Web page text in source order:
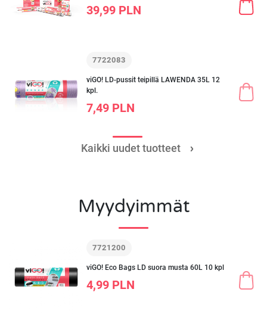
39,99 PLN
7722083
viGO! LD-pussit teipillä LAWENDA 35L 12
kpl.
7,49 PLN
Kaikki uudet tuotteet
Myydyimmät
7721200
viGO! Eco Bags LD suora musta 60L 10 kpl
4,99 PLN